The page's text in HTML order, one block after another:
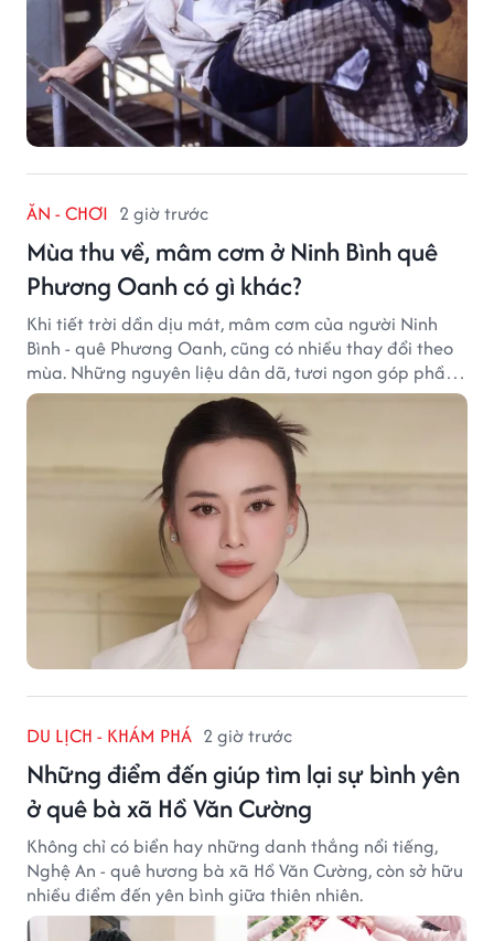
ĂN - CHƠI 2 giờ trước
Mùa thu về, mâm cơm ở Ninh Bình quê
Phương Oanh có gì khác?
Khi tiết trời dần dịu mát, mâm cơm của người Ninh
Bình - quê Phương Oanh, cũng có nhiều thay đổi theo
mùa. Những nguyên liệu dân dã, tươi ngon góp phần
tạo nên hương vị bình dị nhưng đầy cuốn hút của vùng
DU LỊCH - KHÁM PHÁ 2 giờ trước
Những điểm đến giúp tìm lại sự bình yên
ở quê bà xã Hồ Văn Cường
Không chỉ có biển hay những danh thắng nổi tiếng,
Nghệ An - quê hương bà xã Hồ Văn Cường, còn sở hữu
nhiều điểm đến yên bình giữa thiên nhiên.